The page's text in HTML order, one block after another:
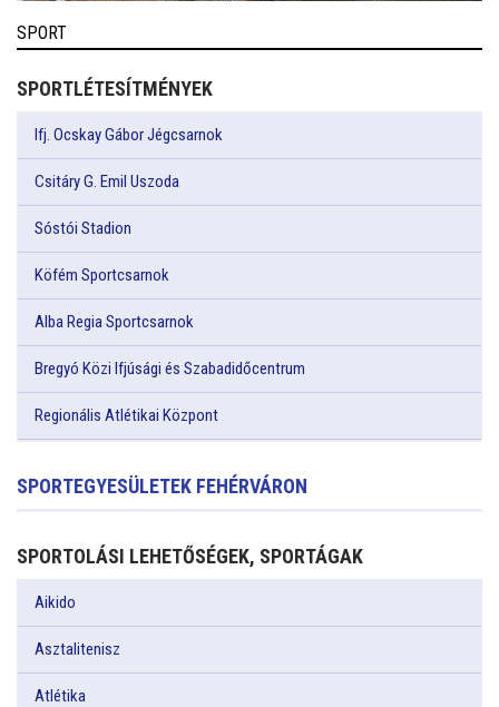
SPORT
SPORTLÉTESÍTMÉNYEK
Ifj. Ocskay Gábor Jégcsarnok
Csitáry G. Emil Uszoda
Sóstói Stadion
Köfém Sportcsarnok
Alba Regia Sportcsarnok
Bregyó Közi Ifjúsági és Szabadidőcentrum
Regionális Atlétikai Központ
SPORTEGYESÜLETEK FEHÉRVÁRON
SPORTOLÁSI LEHETŐSÉGEK, SPORTÁGAK
Aikido
Asztalitenisz
Atlétika